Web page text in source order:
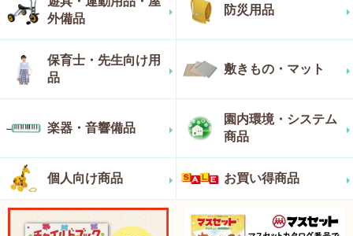
外備品
防災用品
保育士・先生向け用
品
敷きもの・マット
楽器・音響備品
園内環境・システム
商品
個人向け商品 お買い得商品